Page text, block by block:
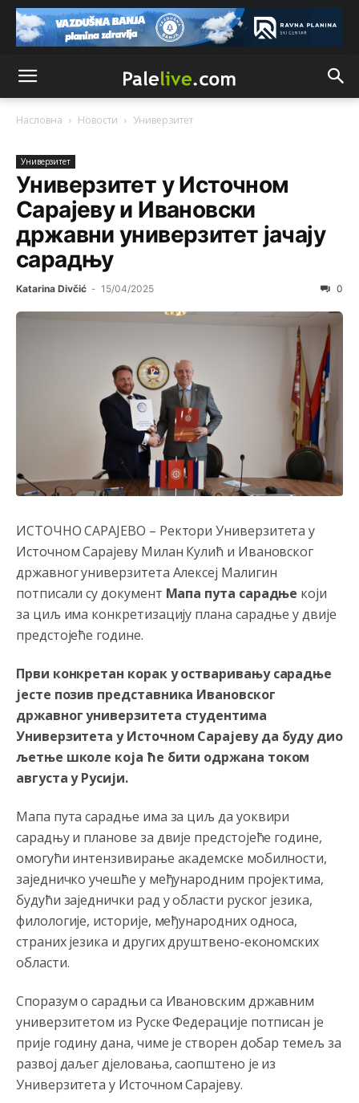
Насловна Новости Унивeрзитeт
Унивeрзитeт
Универзитет у Источном
Сарајеву и Ивановски
државни универзитет јачају
сарадњу
Katarina Divčić - 15/04/2025 0
ИСТОЧНО САРАЈЕВО – Ректори Универзитета у
Источном Сарајеву Милан Кулић и Ивановског
државног универзитета Алексеј Малигин
потписали су документ Мапа пута сарадње који
за циљ има конкретизацију плана сарадње у двије
предстојеће године.
Први конкретан корак у остваривању сарадње
јесте позив представника Ивановског
државног универзитета студентима
Универзитета у Источном Сарајеву да буду дио
љетње школе која ће бити одржана током
августа у Русији.
Мапа пута сарадње има за циљ да уоквири
сарадњу и планове за двије предстојеће године,
омогући интензивирање академске мобилности,
заједничко учешће у међународним пројектима,
будући заједнички рад у области руског језика,
филологије, историје, међународних односа,
страних језика и других друштвено-економских
области.
Споразум о сарадњи са Ивановским државним
универзитетом из Руске Федерације потписан је
прије годину дана, чиме је створен добар темељ за
развој даљег дјеловања, саопштено је из
Универзитета у Источном Сарајеву.